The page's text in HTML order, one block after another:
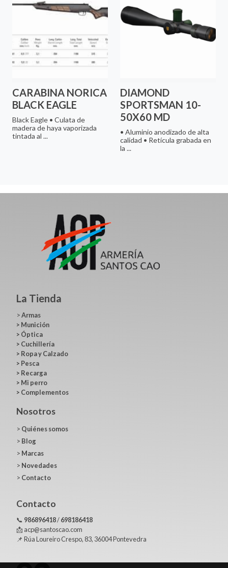
CARABINA NORICA
BLACK EAGLE
Black Eagle • Culata de
madera de haya vaporizada
tintada al ...
DIAMOND
SPORTSMAN 10-
50X60 MD
• Aluminio anodizado de alta
calidad • Retícula grabada en
la ...
La Tienda
>Armas
> Munición
> Óptica
> Cuchillería
> Ropa y Calzado
> Pesca
> Recarga
> Mi perro
> Complementos
Nosotros
> Quiénes somos
> Blog
> Marcas
> Novedades
> Contacto
Contacto
📞 986896418/698186418
📩 acp@santoscao.com
📌 Rúa Loureiro Crespo, 83, 36004 Pontevedra